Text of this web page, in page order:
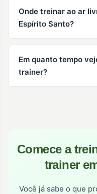
Onde treinar ao ar
Espírito Santo?
Em quanto tempo
trainer?
Comece a
trainer
Você já sabe o que